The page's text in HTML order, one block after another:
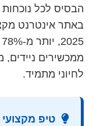
הבסיס לכל
באתר אינטרנט
ממכשירים
לחיוני מתמיד.
טיפ מקצועי